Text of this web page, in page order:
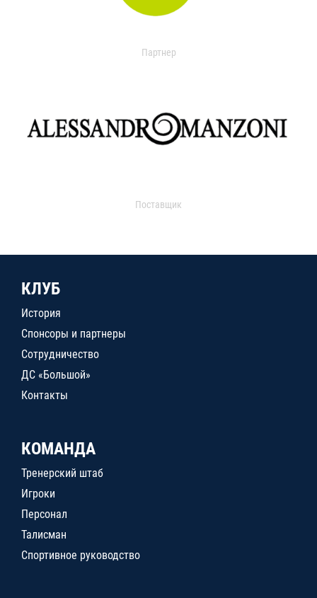
Партнер
Поставщик
КЛУБ
История
Спонсоры и партнеры
Сотрудничество
ДС «Большой»
Контакты
КОМАНДА
Тренерский штаб
Игроки
Персонал
Талисман
Спортивное руководство